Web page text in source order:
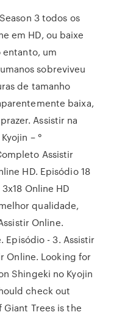
3 todos os
em HD, ou baixe
entanto, um
sobreviveu
de tamanho
baixa,
Assistir na
– °
Assistir
HD. Episódio 18
Online HD
qualidade,
Online.
Episódio - 3. Assistir
Online. Looking for
Shingeki no Kyojin
check out
Giant Trees is the